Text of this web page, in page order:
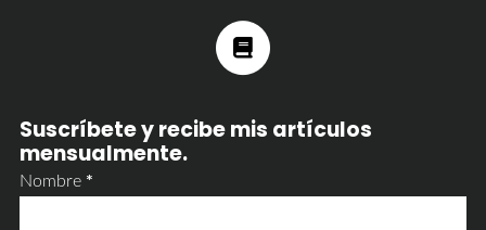
Suscríbete y recibe mis artículos
mensualmente.
Nombre *